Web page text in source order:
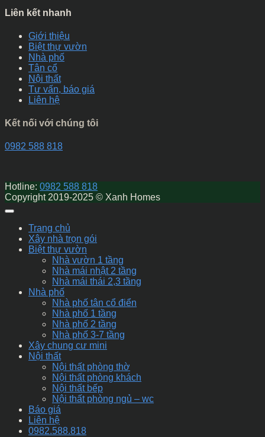
Liên kết nhanh
Giới thiệu
Biệt thự vườn
Nhà phố
Tân cổ
Nội thất
Tư vấn, báo giá
Liên hệ
Kết nối với chúng tôi
0982 588 818
Hotline: 0982 588 818
Copyright 2019-2025 © Xanh Homes
Trang chủ
Xây nhà trọn gói
Biệt thự vườn
Nhà vườn 1 tầng
Nhà mái nhật 2 tầng
Nhà mái thái 2,3 tầng
Nhà phố
Nhà phố tân cổ điển
Nhà phố 1 tầng
Nhà phố 2 tầng
Nhà phố 3-7 tầng
Xây chung cư mini
Nội thất
Nội thất phòng thờ
Nội thất phòng khách
Nội thất bếp
Nội thất phòng ngủ – wc
Báo giá
Liên hệ
0982.588.818